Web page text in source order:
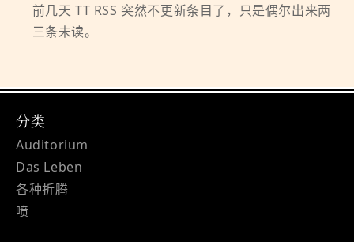
前几天 TT RSS 突然不更新条目了，只是偶尔出来两
三条未读。
分类
Auditorium
Das Leben
各种折腾
喷